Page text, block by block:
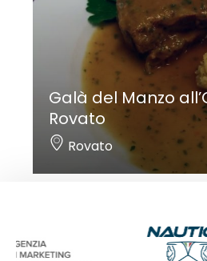
Galà del Manzo
Rovato
Rovato